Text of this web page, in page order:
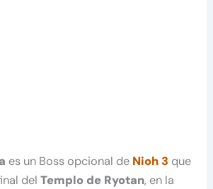
es un Boss opcional de Nioh 3 que
delTemplo de Ryotan, en la